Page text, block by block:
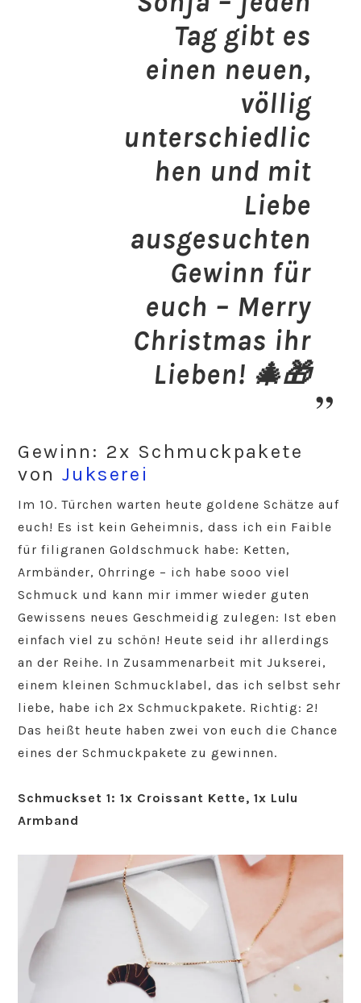
Tag gibt es
einen neuen,
völlig
unterschiedlic
hen und mit
Liebe
ausgesuchten
Gewinn für
euch – Merry
Christmas ihr
Lieben! 🎄🎁
Gewinn: 2x Schmuckpakete
von Jukserei
Im 10. Türchen warten heute goldene Schätze auf
euch! Es ist kein Geheimnis, dass ich ein Faible
für filigranen Goldschmuck habe: Ketten,
Armbänder, Ohrringe – ich habe sooo viel
Schmuck und kann mir immer wieder guten
Gewissens neues Geschmeidig zulegen: Ist eben
einfach viel zu schön! Heute seid ihr allerdings
an der Reihe. In Zusammenarbeit mit Jukserei,
einem kleinen Schmucklabel, das ich selbst sehr
liebe, habe ich 2x Schmuckpakete. Richtig: 2!
Das heißt heute haben zwei von euch die Chance
eines der Schmuckpakete zu gewinnen.
Schmuckset 1: 1x Croissant Kette, 1x Lulu
Armband